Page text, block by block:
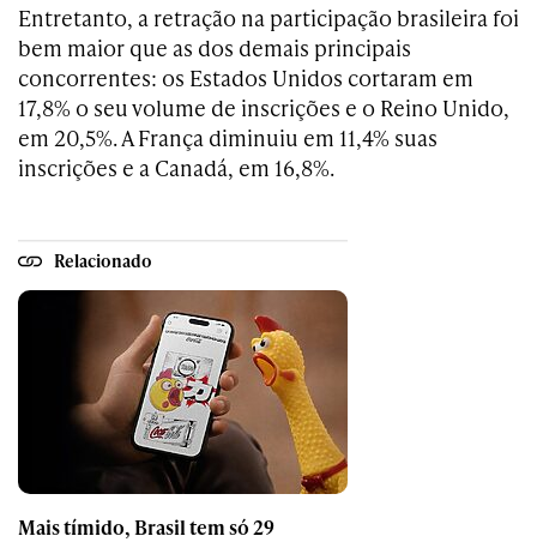
Entretanto, a retração na participação brasileira foi
bem maior que as dos demais principais
concorrentes: os Estados Unidos cortaram em
17,8% o seu volume de inscrições e o Reino Unido,
em 20,5%. A França diminuiu em 11,4% suas
inscrições e a Canadá, em 16,8%.
Relacionado
Mais tímido, Brasil tem só 29